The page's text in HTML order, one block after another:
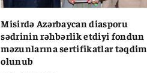
Misirdə Azərbaycan diasporu
sədrinin rəhbərlik etdiyi fondun
məzunlarına sertifikatlar təqdim
olunub